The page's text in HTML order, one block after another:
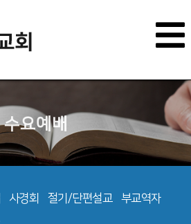
수요예배
사경회 절기/단편설교 부교역자